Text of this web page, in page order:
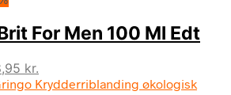
For Men 100 Ml Edt
kr.
aktuelle